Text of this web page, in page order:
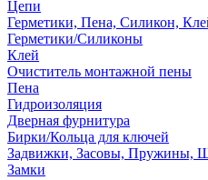
Цепи
Герметики, Пена, Силикон,
Герметики/Силиконы
Клей
Очиститель монтажной пены
Пена
Гидроизоляция
Дверная фурнитура
Бирки/Кольца для ключей
Задвижки, Засовы, Пружины,
Замки